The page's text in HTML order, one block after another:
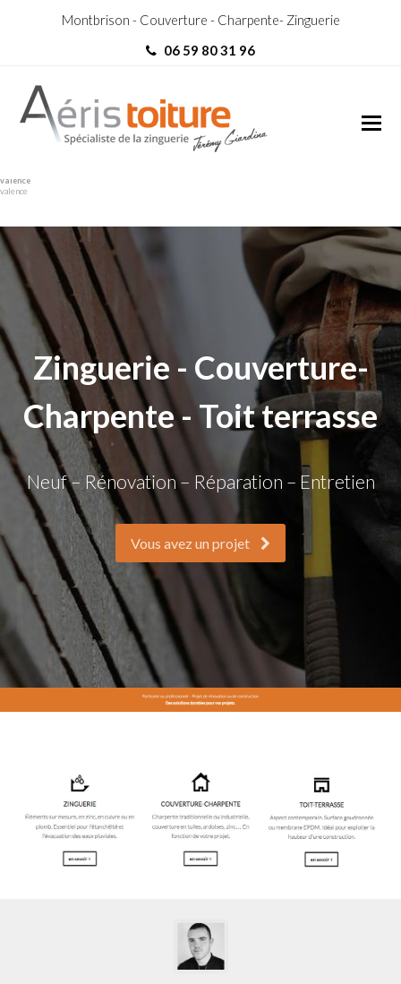
Montbrison - Couverture - Charpente- Zinguerie
06 59 80 31 96
valence
valence
Zinguerie - Couverture-
Charpente - Toit terrasse
Neuf – Rénovation – Réparation – Entretien
Vous avez un projet